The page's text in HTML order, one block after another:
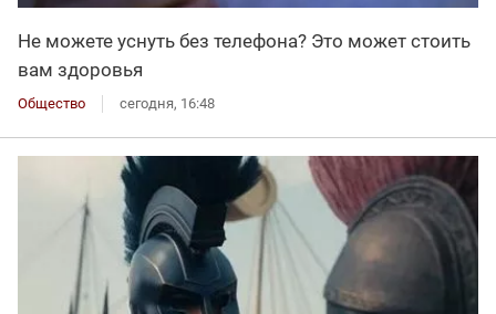
Не можете уснуть без телефона? Это может стоить
вам здоровья
Общество сегодня, 16:48